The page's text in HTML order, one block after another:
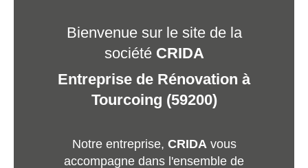
Bienvenue sur le site de la
société CRIDA
Entreprise de Rénovation à
Tourcoing (59200)
Notre entreprise, CRIDAvous
accompagne dans l'ensemble de